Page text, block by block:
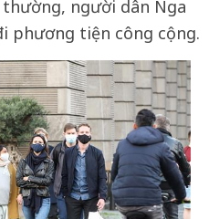
người dân Nga
phương tiện công cộng.